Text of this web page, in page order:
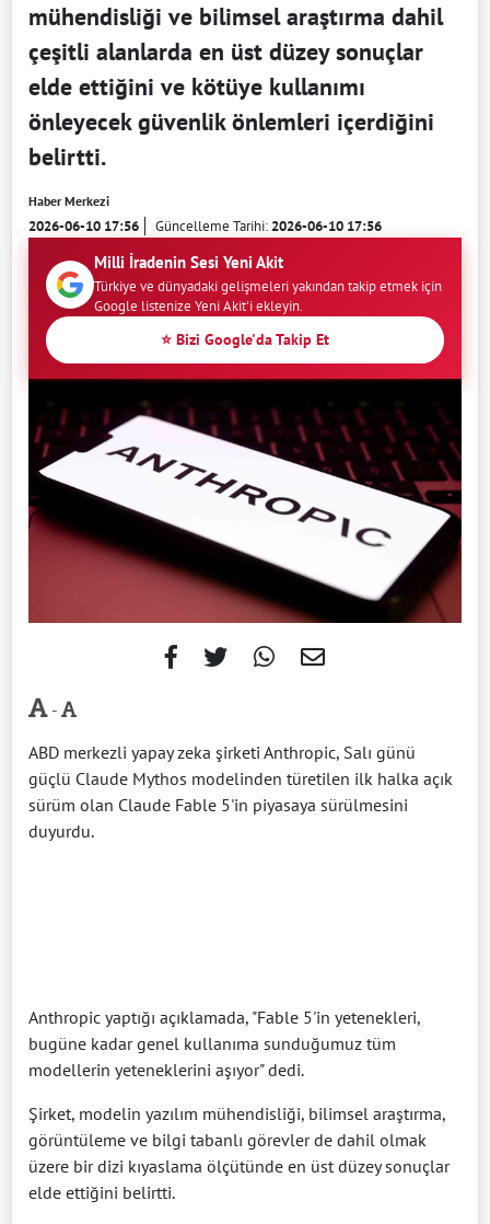
mühendisliği ve bilimsel araştırma dahil
çeşitli alanlarda en üst düzey sonuçlar
elde ettiğini ve kötüye kullanımı
önleyecek güvenlik önlemleri içerdiğini
belirtti.
Haber Merkezi
2026-06-10 17:56 Güncelleme Tarihi:2026-06-10 17:56
Milli İradenin Sesi Yeni Akit
Türkiye ve dünyadaki gelişmeleri yakından takip etmek için
Google listenize Yeni Akit'i ekleyin.
⭐ Bizi Google'da Takip Et
-
ABD merkezli yapay zeka şirketi Anthropic, Salı günü
güçlü Claude Mythos modelinden türetilen ilk halka açık
sürüm olan Claude Fable 5'in piyasaya sürülmesini
duyurdu.
Anthropic yaptığı açıklamada, "Fable 5'in yetenekleri,
bugüne kadar genel kullanıma sunduğumuz tüm
modellerin yeteneklerini aşıyor" dedi.
Şirket, modelin yazılım mühendisliği, bilimsel araştırma,
görüntüleme ve bilgi tabanlı görevler de dahil olmak
üzere bir dizi kıyaslama ölçütünde en üst düzey sonuçlar
elde ettiğini belirtti.